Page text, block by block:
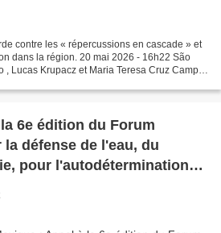
contre les « répercussions en cascade » et
dans la région. 20 mai 2026 - 16h22 São
, Lucas Krupacz et Maria Teresa Cruz Camp
6e édition du Forum
défense de l'eau, du
pour l'autodétermination